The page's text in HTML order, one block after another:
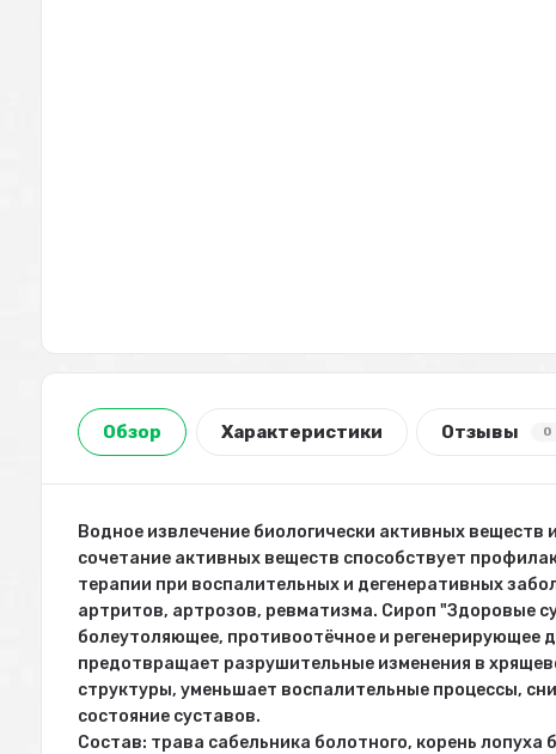
Обзор Характеристики Отзывы 0
Водное извлечение биологически активных
сочетание активных веществ способствует
терапии при воспалительных и дегенеративных
артритов, артрозов, ревматизма. Сироп "Здоровые
болеутоляющее, противоотёчное и регенерирующее
предотвращает разрушительные изменения в
структуры, уменьшает воспалительные процессы,
состояние суставов.
Состав: трава сабельника болотного, корень